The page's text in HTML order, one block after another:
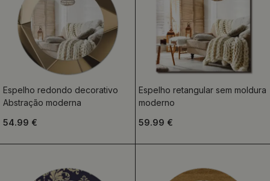
Espelho redondo decorativo
Abstração moderna
54.99 €
Espelho retangular sem moldura
moderno
59.99 €